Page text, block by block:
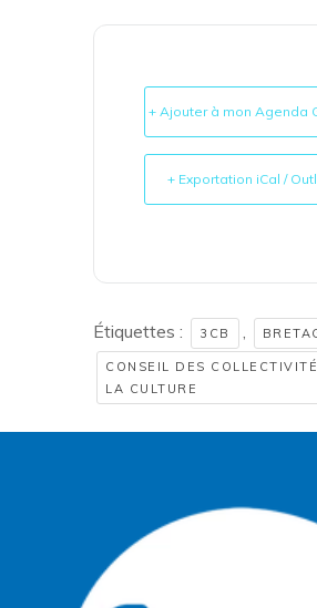
+ Ajouter à mon Agenda
+ Exportation iCal /
Étiquettes : 3CB
CONSEIL DES
LA CULTURE